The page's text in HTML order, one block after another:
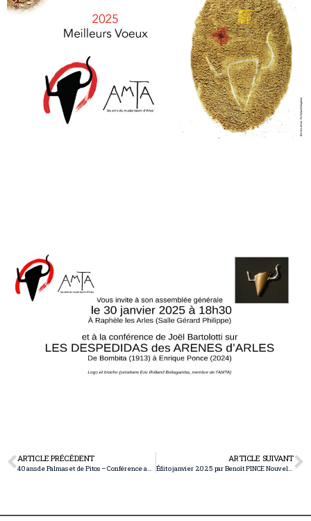
ARTICLE PRÉCÉDENT
40 ans de Palmas et de Pitos – Conférence au Carré d’Art à Nîmes – 1er février 2025 à 19h
ARTICLE SUIVANT
Édito janvier 2025 par Benoît PINCE Nouvelle équipe fédérale élue : Continuité et renouveau au Congrès de Rieumes